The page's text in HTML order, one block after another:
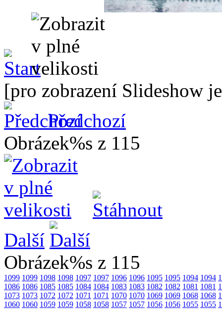
[pro zobrazení Slideshow
Předchozí
Obrázek%s z 115
Další
Obrázek%s z 115
1099 1099 1098 1098 1097 1097 1096 1096 1095 1095 1094 1094
1086 1086 1085 1085 1084 1084 1083 1083 1082 1082 1081 1081
1073 1073 1072 1072 1071 1071 1070 1070 1069 1069 1068 1068
1060 1060 1059 1059 1058 1058 1057 1057 1056 1056 1055 1055